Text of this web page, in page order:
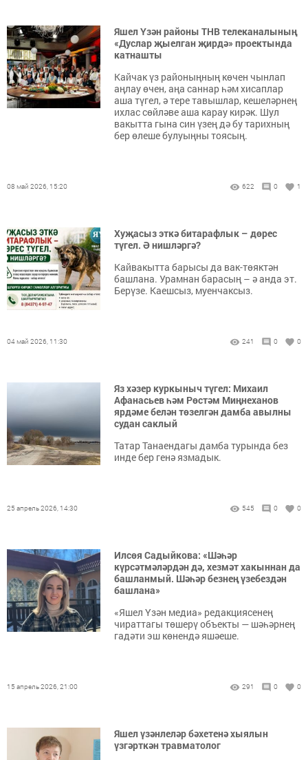
Яшел Үзән районы ТНВ телеканалының
«Дуслар җыелган җирдә» проектында
катнашты
Кайчак үз районыңның көчен чынлап
аңлау өчен, аңа саннар һәм хисаплар
аша түгел, ә тере тавышлар, кешеләрнең
ихлас сөйләве аша карау кирәк. Шул
вакытта гына син үзең дә бу тарихның
бер өлеше булуыңны тоясың.
08 май 2026, 15:20 622 0 1
Хуҗасыз эткә битарафлык – дөрес
түгел. Ә нишләргә?
Кайвакытта барысы да вак-төяктән
башлана. Урамнан барасың – ә анда эт.
Берүзе. Каешсыз, муенчаксыз.
04 май 2026, 11:30 241 0 0
Яз хәзер куркыныч түгел: Михаил
Афанасьев һәм Рөстәм Миңнеханов
ярдәме белән төзелгән дамба авылны
судан саклый
Татар Танаендагы дамба турында без
инде бер генә язмадык.
25 апрель 2026, 14:30 545 0 0
Илсөя Садыйкова: «Шәһәр
күрсәтмәләрдән дә, хезмәт хакыннан да
башланмый. Шәһәр безнең үзебездән
башлана»
«Яшел Үзән медиа» редакциясенең
чираттагы төшерү объекты — шәһәрнең
гадәти эш көнендә яшәеше.
15 апрель 2026, 21:00 291 0 0
Яшел үзәнлеләр бәхетенә хыялын
үзгәрткән травматолог